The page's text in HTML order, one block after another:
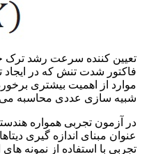
تعیین کننده سرعت رشد
فاکتور شدت تنش که در ایجاد
موارد از اهمیت بیشتری
شبیه سازی عددی محاسبه
در آزمون تجربی همواره
عنوان مبنای اندازه گیری
تجربی با استفاده از نمونه های